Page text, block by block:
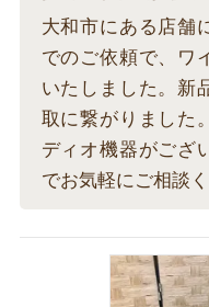
大和市にある店舗
でのご依頼で、ワ
いたしました。新
取に繋がりました
ディオ機器がござ
でお気軽にご相談く